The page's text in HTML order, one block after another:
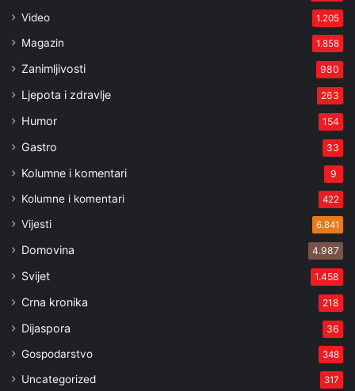
Video 1.205
Magazin 1.858
Zanimljivosti 980
Ljepota i zdravlje 263
Humor 154
Gastro 33
Kolumne i komentari 9
Kolumne i komentari 422
Vijesti 6.841
Domovina 4.987
Svijet 1.458
Crna kronika 218
Dijaspora 36
Gospodarstvo 348
Uncategorized 317